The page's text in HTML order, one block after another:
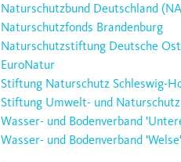
Naturschutzbund Deutschland
Naturschutzfonds Brandenburg
Naturschutzstiftung Deutsche
EuroNatur
Stiftung Naturschutz Schleswig-
Stiftung Umwelt- und
Wasser- und Bodenverband
Wasser- und Bodenverband 'Welse'